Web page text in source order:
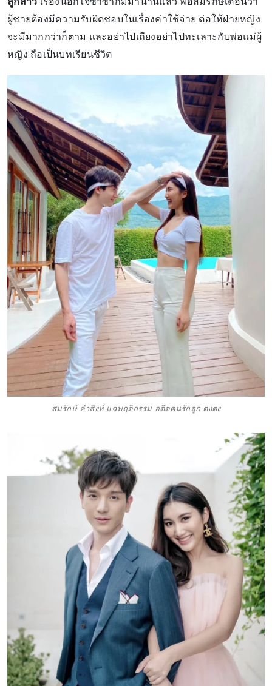
ผู้ชายต้องมีความรับผิดชอบในเรื่องค่าใช้จ่าย ต่อให้ฝ่ายหญิง
จะมีมากกว่าก็ตาม และอย่าไปเถียงอย่าไปทะเลาะกับพ่อแม่ผู้
หญิง ถือเป็นบทเรียนชีวิต
สมรักษ์ คำสิงห์ แฉพฤติกรรม อดีตคนรักลูก ตงตง